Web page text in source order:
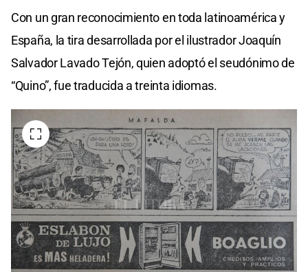
Con un gran reconocimiento en toda latinoamérica y
España, la tira desarrollada por el ilustrador Joaquín
Salvador Lavado Tejón, quien adoptó el seudónimo de
“Quino”, fue traducida a treinta idiomas.